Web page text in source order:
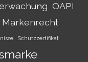
OAPI
Markenrecht
Schutzzertifikat